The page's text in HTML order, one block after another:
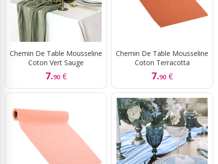
Chemin De Table Mousseline
Coton Vert Sauge
7.90 €
Chemin De Table Mousseline
Coton Terracotta
7.90 €